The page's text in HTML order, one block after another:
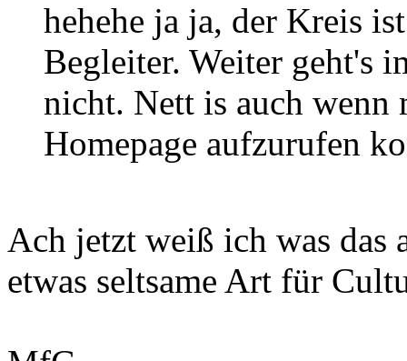
hehehe ja ja, der Kreis
Begleiter. Weiter geht's
nicht. Nett is auch wenn
Homepage aufzurufen
Ach jetzt weiß ich was das
etwas seltsame Art für